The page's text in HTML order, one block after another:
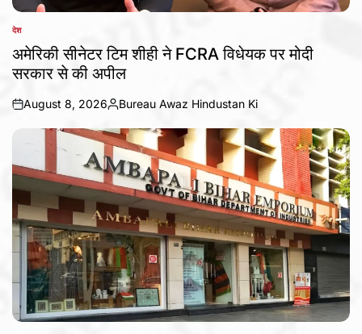
POSTED
IN
देश
अमेरिकी सीनेटर टिम शीही ने FCRA विधेयक पर मोदी
सरकार से की अपील
on
August 8, 2026
Posted
by
Bureau Awaz Hindustan Ki